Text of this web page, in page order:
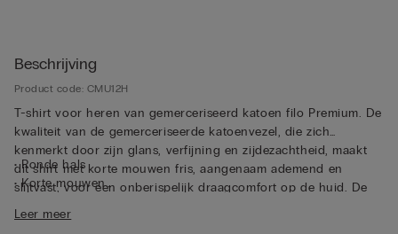
Beschrijving
Product code: CMU12H
T-shirt voor heren van gemerceriseerd katoen filo Premium. De
kwaliteit van de gemerceriseerde katoenvezel, die zich
kenmerkt door zijn glans, verfijning en zijdezachtheid, maakt
dit shirt met korte mouwen fris, aangenaam ademend en
slijtvast, voor een onberispelijk draagcomfort op de huid. De
regular fit sluit mooi aan op je lichaam. Dit T-shirt van
gemerceriseerd katoen is gemaakt voor wie op zoek is naar
• Ronde hals
• Korte mouwen
• Het model is 185 cm lang en draagt maat L
Leer meer